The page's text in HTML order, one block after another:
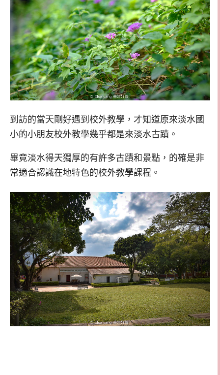
到訪的當天剛好遇到校外教學，才知道原來淡水國
小的小朋友校外教學幾乎都是來淡水古蹟。
畢竟淡水得天獨厚的有許多古蹟和景點，的確是非
常適合認識在地特色的校外教學課程。